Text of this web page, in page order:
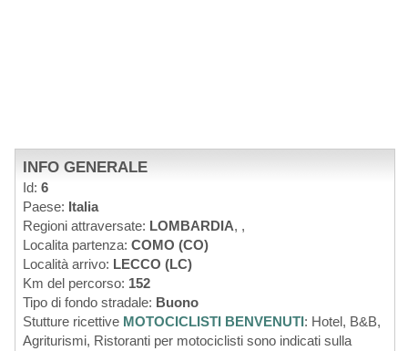
INFO GENERALE
Id: 6
Paese: Italia
Regioni attraversate: LOMBARDIA, ,
Localita partenza: COMO (CO)
Località arrivo: LECCO (LC)
Km del percorso: 152
Tipo di fondo stradale: Buono
Stutture ricettive MOTOCICLISTI BENVENUTI: Hotel, B&B,
Agriturismi, Ristoranti per motociclisti sono indicati sulla